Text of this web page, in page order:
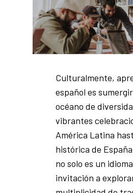
Culturalmente,
español es
océano de
vibrantes
América Latina
histórica de
no solo es un
invitación a